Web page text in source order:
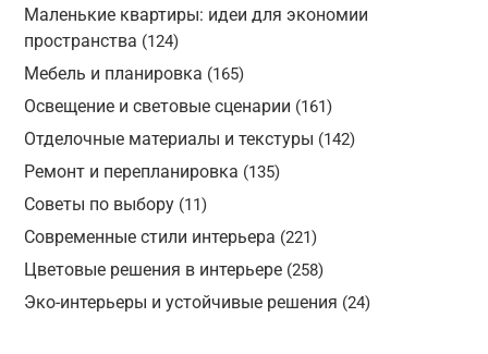
Маленькие квартиры: идеи для экономии
пространства (124)
Мебель и планировка (165)
Освещение и световые сценарии (161)
Отделочные материалы и текстуры (142)
Ремонт и перепланировка (135)
Советы по выбору(11)
Современные стили интерьера (221)
Цветовые решения в интерьере(258)
Эко-интерьеры и устойчивые решения (24)